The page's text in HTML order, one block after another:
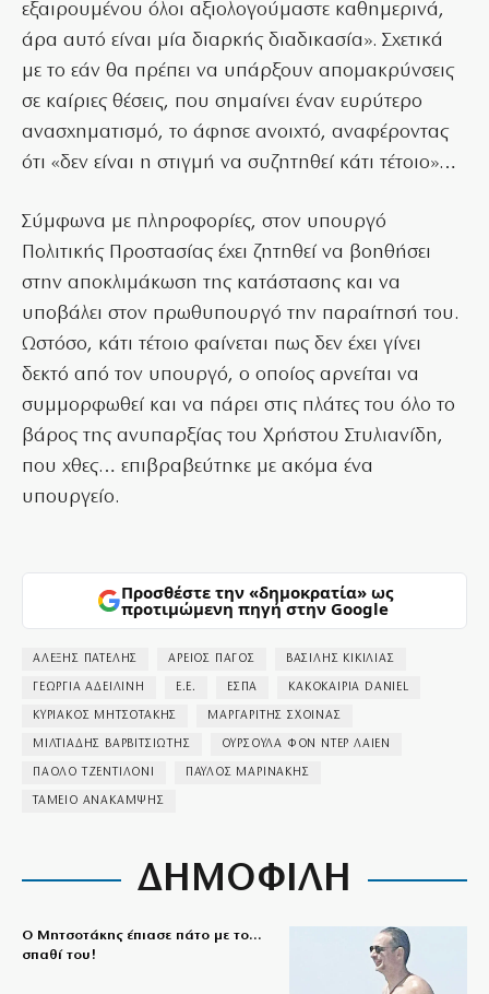
εξαιρουμένου όλοι αξιολογούμαστε καθημερινά,
άρα αυτό είναι μία διαρκής διαδικασία». Σχετικά
με το εάν θα πρέπει να υπάρξουν απομακρύνσεις
σε καίριες θέσεις, που σημαίνει έναν ευρύτερο
ανασχηματισμό, το άφησε ανοιχτό, αναφέροντας
ότι «δεν είναι η στιγμή να συζητηθεί κάτι τέτοιο»…
Σύμφωνα με πληροφορίες, στον υπουργό
Πολιτικής Προστασίας έχει ζητηθεί να βοηθήσει
στην αποκλιμάκωση της κατάστασης και να
υποβάλει στον πρωθυπουργό την παραίτησή του.
Ωστόσο, κάτι τέτοιο φαίνεται πως δεν έχει γίνει
δεκτό από τον υπουργό, ο οποίος αρνείται να
συμμορφωθεί και να πάρει στις πλάτες του όλο το
βάρος της ανυπαρξίας του Χρήστου Στυλιανίδη,
που χθες… επιβραβεύτηκε με ακόμα ένα
υπουργείο.
Προσθέστε την «δημοκρατία» ως
προτιμώμενη πηγή στην Google
ΑΛΕΞΗΣ ΠΑΤΕΛΗΣ ΑΡΕΙΟΣ ΠΑΓΟΣ ΒΑΣΙΛΗΣ ΚΙΚΙΛΙΑΣ
ΓΕΩΡΓΙΑ ΑΔΕΙΛΙΝΗ Ε.Ε. ΕΣΠΑ ΚΑΚΟΚΑΙΡΙΑ DANIEL
ΚΥΡΙΑΚΟΣ ΜΗΤΣΟΤΑΚΗΣ ΜΑΡΓΑΡΙΤΗΣ ΣΧΟΙΝΑΣ
ΜΙΛΤΙΑΔΗΣ ΒΑΡΒΙΤΣΙΩΤΗΣ ΟΥΡΣΟΥΛΑ ΦΟΝ ΝΤΕΡ ΛΑΙΕΝ
ΠΑΟΛΟ ΤΖΕΝΤΙΛΟΝΙ ΠΑΥΛΟΣ ΜΑΡΙΝΑΚΗΣ
ΤΑΜΕΙΟ ΑΝΑΚΑΜΨΗΣ
ΔΗΜΟΦΙΛΗ
Ο Μητσοτάκης έπιασε πάτο με το…
σπαθί του!